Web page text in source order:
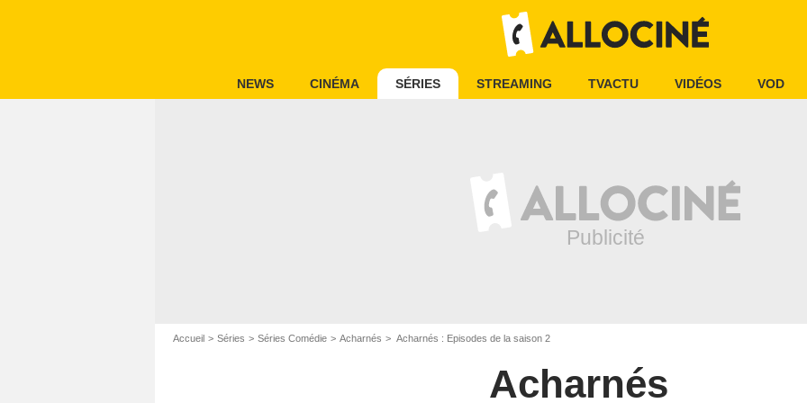
NEWS CINÉMA SÉRIES STREAMING TVACTU VIDÉOS VOD
Accueil Séries Séries Comédie Acharnés Acharnés : Episodes de la saison 2
Acharnés